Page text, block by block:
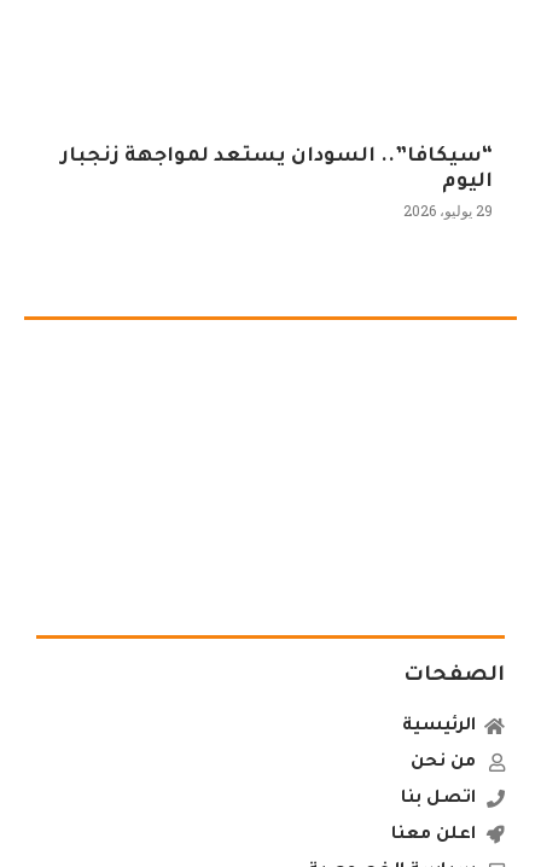
“سيكافا”.. السودان يستعد لمواجهة زنجبار
اليوم
29 يوليو، 2026
الصفحات
الرئيسية
من نحن
اتصل بنا
اعلن معنا